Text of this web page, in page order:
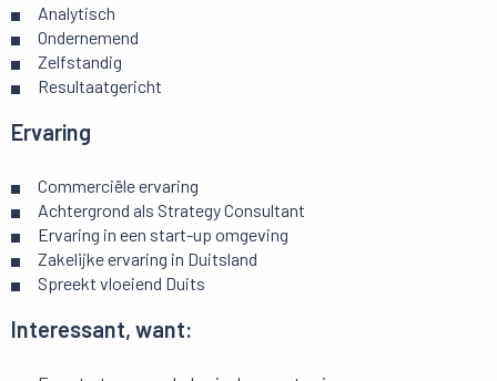
Analytisch
Ondernemend
Zelfstandig
Resultaatgericht
Ervaring
Commerciële ervaring
Achtergrond als Strategy Consultant
Ervaring in een start-up omgeving
Zakelijke ervaring in Duitsland
Spreekt vloeiend Duits
Interessant, want: